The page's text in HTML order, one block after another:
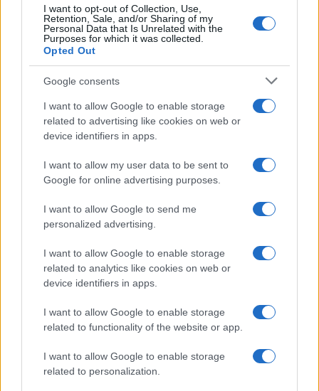
I want to opt-out of Collection, Use,
Retention, Sale, and/or Sharing of my
Personal Data that Is Unrelated with the
Purposes for which it was collected.
Opted Out
Google consents
I want to allow Google to enable storage
related to advertising like cookies on web or
device identifiers in apps.
I want to allow my user data to be sent to
Google for online advertising purposes.
I want to allow Google to send me
personalized advertising.
I want to allow Google to enable storage
related to analytics like cookies on web or
device identifiers in apps.
I want to allow Google to enable storage
related to functionality of the website or app.
I want to allow Google to enable storage
related to personalization.
Barreras no arancelarias: normas
técnicas, subsidios y compras públicas
Paros de Groundforce afectan vuelos y
equipajes en Madrid, Barcelona y otros